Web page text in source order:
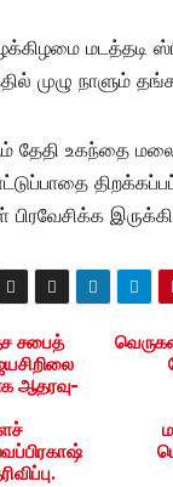
மடத்தடி
முழு நாளும்
தேதி உகந்தை
பிரவேசிக்க
சபைத்
ஆதரவு-